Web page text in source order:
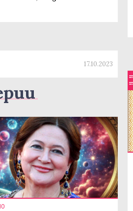
17.10.2023